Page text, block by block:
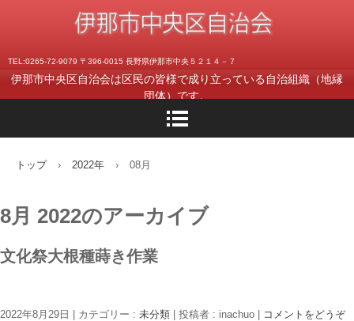
伊那市中央区自治会は区民の皆様で成り立っている自治組織（地縁
団体）です。
TEL:0265-72-9079 〒396-0015 長野県伊那市中央５２１４－７
トップ › 2022年 › 08月
8月 2022のアーカイブ
文化祭大根種蒔き作業
2022年8月29日 | カテゴリー : 未分類 | 投稿者 : inachuo | コメントをどうぞ